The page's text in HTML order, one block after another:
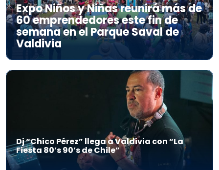
Expo Niños y Niñas reunirá más de
60 emprendedores este fin de
semana en el Parque Saval de
Valdivia
Dj “Chico Pérez” llega a Valdivia con “La
Fiesta 80’s 90’s de Chile”